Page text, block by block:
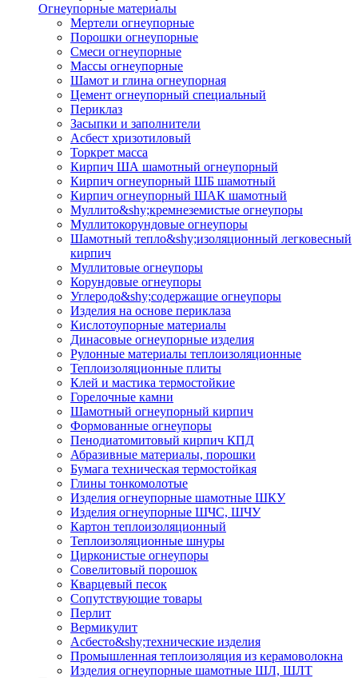
Огнеупорные материалы
Мертели огнеупорные
Порошки огнеупорные
Смеси огнеупорные
Массы огнеупорные
Шамот и глина огнеупорная
Цемент огнеупорный специальный
Периклаз
Засыпки и заполнители
Асбест хризотиловый
Торкрет масса
Кирпич ША шамотный огнеупорный
Кирпич огнеупорный ШБ шамотный
Кирпич огнеупорный ШАК шамотный
Муллито&shy;­кремнеземистые огнеупоры
Муллито­корундовые огнеупоры
Шамотный тепло&shy;изоляционный легковесный
кирпич
Муллитовые огнеупоры
Корундовые огнеупоры
Углеродо&shy;содержащие огнеупоры
Изделия на основе периклаза
Кислотоупорные материалы
Динасовые огнеупорные изделия
Рулонные материалы теплоизоляционные
Тепло­изоляционные плиты
Клей и мастика термостойкие
Горелочные камни
Шамотный огнеупорный кирпич
Формованные огнеупоры
Пенодиатомитовый кирпич КПД
Абразивные материалы, порошки
Бумага техническая термостойкая
Глины тонкомолотые
Изделия огнеупорные шамотные ШКУ
Изделия огнеупорные ШЧС, ШЧУ
Картон теплоизоляционный
Теплоизоляционные шнуры
Цирконистые огнеупоры
Совелитовый порошок
Кварцевый песок
Сопутствующие товары
Перлит
Вермикулит
Асбесто&shy;технические изделия
Промышленная теплоизоляция из керамоволокна
Изделия огнеупорные шамотные ШЛ, ШЛТ